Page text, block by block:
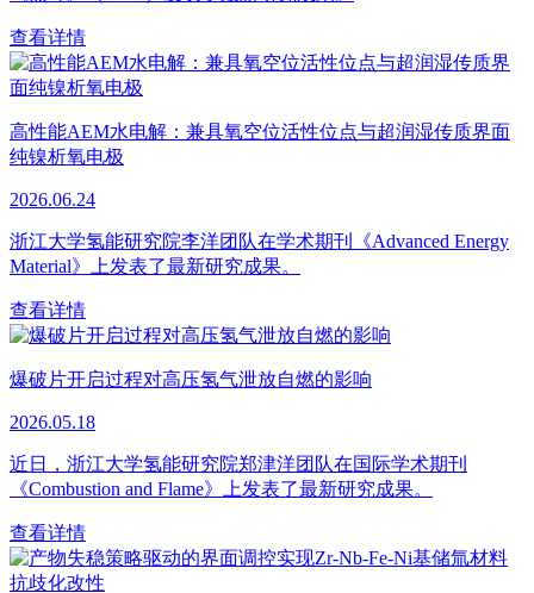
查看详情
高性能AEM水电解：兼具氧空位活性位点与超润湿传质界面
纯镍析氧电极
2026.06.24
浙江大学氢能研究院李洋团队在学术期刊《Advanced Energy
Material》上发表了最新研究成果。
查看详情
爆破片开启过程对高压氢气泄放自燃的影响
2026.05.18
近日，浙江大学氢能研究院郑津洋团队在国际学术期刊
《Combustion and Flame》上发表了最新研究成果。
查看详情